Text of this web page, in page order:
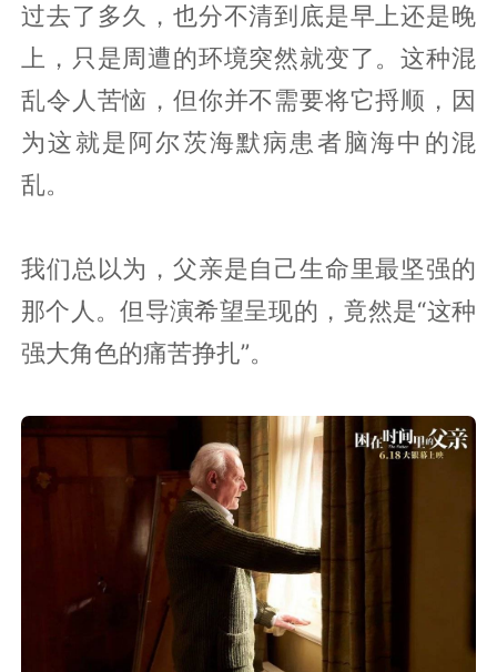
过去了多久，也分不清到底是早上还是晚
上，只是周遭的环境突然就变了。这种混
乱令人苦恼，但你并不需要将它捋顺，因
为这就是阿尔茨海默病患者脑海中的混
乱。
我们总以为，父亲是自己生命里最坚强的
那个人。但导演希望呈现的，竟然是“这种
强大角色的痛苦挣扎”。